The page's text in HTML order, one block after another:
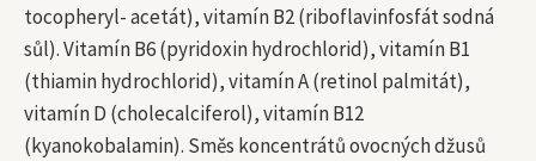
tocopheryl- acetát), vitamín B2 (riboflavinfosfát sodná
sůl). Vitamín B6 (pyridoxin hydrochlorid), vitamín B1
(thiamin hydrochlorid), vitamín A (retinol palmitát),
vitamín D (cholecalciferol), vitamín B12
(kyanokobalamin). Směs koncentrátů ovocných džusů